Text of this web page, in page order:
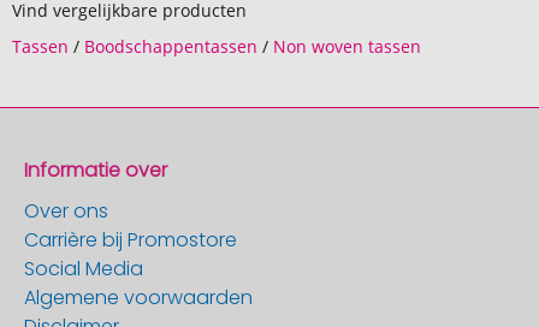
Vind vergelijkbare producten
Tassen / Boodschappentassen / Non woven tassen
Informatie over
Over ons
Carrière bij Promostore
Social Media
Algemene voorwaarden